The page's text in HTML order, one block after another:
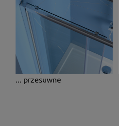
... przesuwne